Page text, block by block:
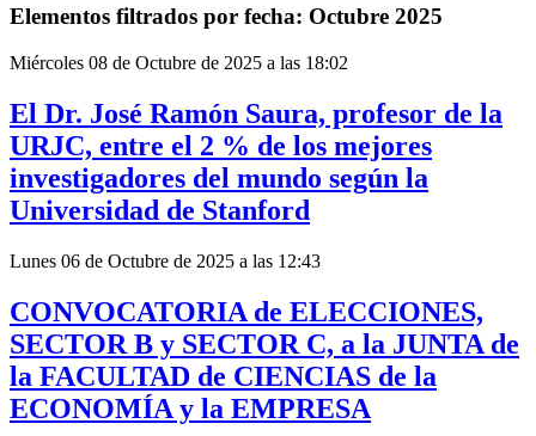
Elementos filtrados por fecha: Octubre 2025
Miércoles 08 de Octubre de 2025 a las 18:02
El Dr. José Ramón Saura, profesor de la
URJC, entre el 2 % de los mejores
investigadores del mundo según la
Universidad de Stanford
Lunes 06 de Octubre de 2025 a las 12:43
CONVOCATORIA de ELECCIONES,
SECTOR B y SECTOR C, a la JUNTA de
la FACULTAD de CIENCIAS de la
ECONOMÍA y la EMPRESA